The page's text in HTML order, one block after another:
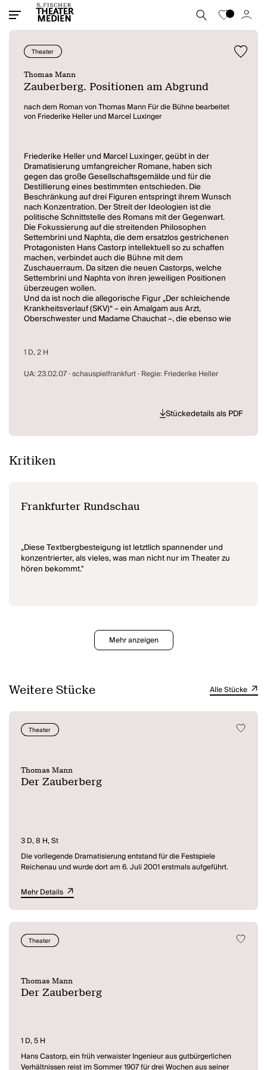
Theater
Thomas Mann
Zauberberg. Positionen am Abgrund
nach dem Roman von Thomas Mann Für die Bühne bearbeitet
von Friederike Heller und Marcel Luxinger
Friederike Heller und Marcel Luxinger, geübt in der
Dramatisierung umfangreicher Romane, haben sich
gegen das große Gesellschaftsgemälde und für die
Destillierung eines bestimmten entschieden. Die
Beschränkung auf drei Figuren entspringt ihrem Wunsch
nach Konzentration. Der Streit der Ideologien ist die
politische Schnittstelle des Romans mit der Gegenwart.
Die Fokussierung auf die streitenden Philosophen
Settembrini und Naphta, die dem ersatzlos gestrichenen
Protagonisten Hans Castorp intellektuell so zu schaffen
machen, verbindet auch die Bühne mit dem
Zuschauerraum. Da sitzen die neuen Castorps, welche
Settembrini und Naphta von ihren jeweiligen Positionen
überzeugen wollen.
Und da ist noch die allegorische Figur „Der schleichende
Krankheitsverlauf (SKV)“ – ein Amalgam aus Arzt,
Oberschwester und Madame Chauchat –, die ebenso wie
verstreichenden Zeit auf dem Zauberberg verändern: von
medizinischen zu erotischen.
1 D, 2 H
UA: 23.02.07 · schauspielfrankfurt · Regie: Friederike Heller
Stückedetails als PDF
Kritiken
Frankfurter Rundschau
„Diese Textbergbesteigung ist letztlich spannender und
konzentrierter, als vieles, was man nicht nur im Theater zu
hören bekommt."
Mehr anzeigen
Weitere Stücke Alle Stücke
Theater
Thomas Mann
Der Zauberberg
3 D, 8 H, St
Die vorliegende Dramatisierung entstand für die Festspiele
Reichenau und wurde dort am 6. Juli 2001 erstmals aufgeführt.
Mehr Details
Theater
Thomas Mann
Der Zauberberg
1 D, 5 H
Hans Castorp, ein früh verwaister Ingenieur aus gutbürgerlichen
Verhältnissen reist im Sommer 1907 für drei Wochen aus seiner